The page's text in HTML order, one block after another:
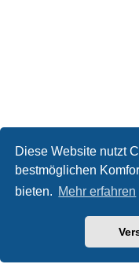
Diese Website nutzt
bestmöglichen
bieten. Mehr erfahren